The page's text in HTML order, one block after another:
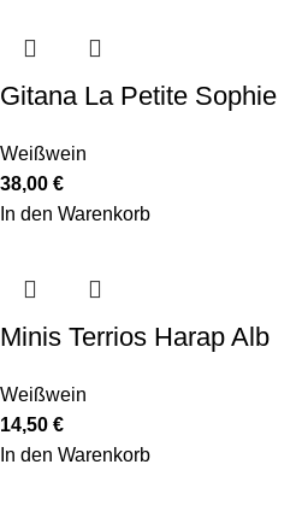
Gitana La Petite Sophie
Weißwein
38,00 €
In den Warenkorb
Minis Terrios Harap Alb
Weißwein
14,50 €
In den Warenkorb